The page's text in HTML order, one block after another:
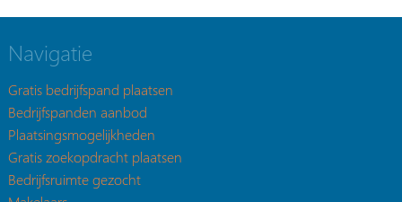
Navigatie
Gratis bedrijfspand plaatsen
Bedrijfspanden aanbod
Plaatsingsmogelijkheden
Gratis zoekopdracht plaatsen
Bedrijfsruimte gezocht